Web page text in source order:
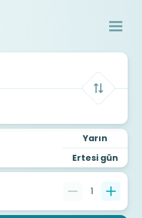
Yarın
Ertesi gün
1